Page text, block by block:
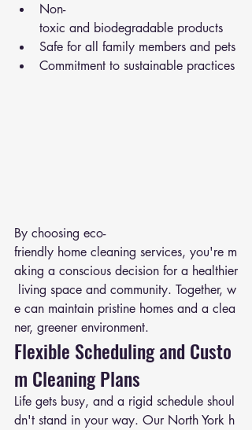
Non-
toxic and biodegradable products
Safe for all family members and pets
Commitment to sustainable practices
By choosing eco-
friendly home cleaning services, you're m
aking a conscious decision for a healthier
living space and community. Together, w
e can maintain pristine homes and a clea
ner, greener environment.
Flexible Scheduling and Custo
m Cleaning Plans
Life gets busy, and a rigid schedule shoul
dn't stand in your way. Our North York h